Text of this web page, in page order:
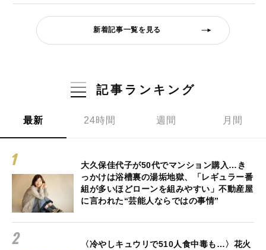
新着記事一覧を見る
記事ランキング
最新 24時間 週間 月間
大久保佳代子が50代でマンション購入…き
っかけは浴槽裏の湯垢地獄、「レギュラー番
組が多いほどローンを組みやすい」不動産屋
に言われた“芸能人ならではの事情”
〈冷やしキュウリで510人食中毒も…〉花火